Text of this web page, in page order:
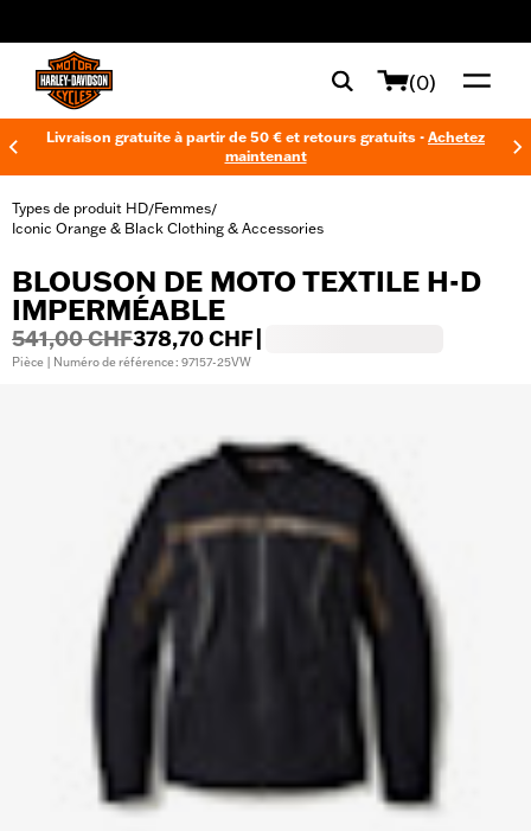
(0)
Livraison gratuite à partir de 50 € et retours gratuits - Achetez
maintenant
Types de produit HD/Femmes/
Iconic Orange & Black Clothing & Accessories
BLOUSON DE MOTO TEXTILE H-D
IMPERMÉABLE
541,00 CHF378,70 CHF
Pièce | Numéro de référence : 97157-25VW